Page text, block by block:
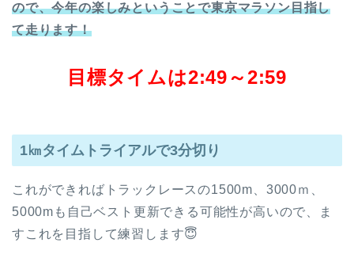
ので、今年の楽しみということで東京マラソン目指し
て走ります！
目標タイムは2:49～2:59
1㎞タイムトライアルで3分切り
これができればトラックレースの1500m、3000ｍ、
5000mも自己ベスト更新できる可能性が高いので、ま
すこれを目指して練習します😇